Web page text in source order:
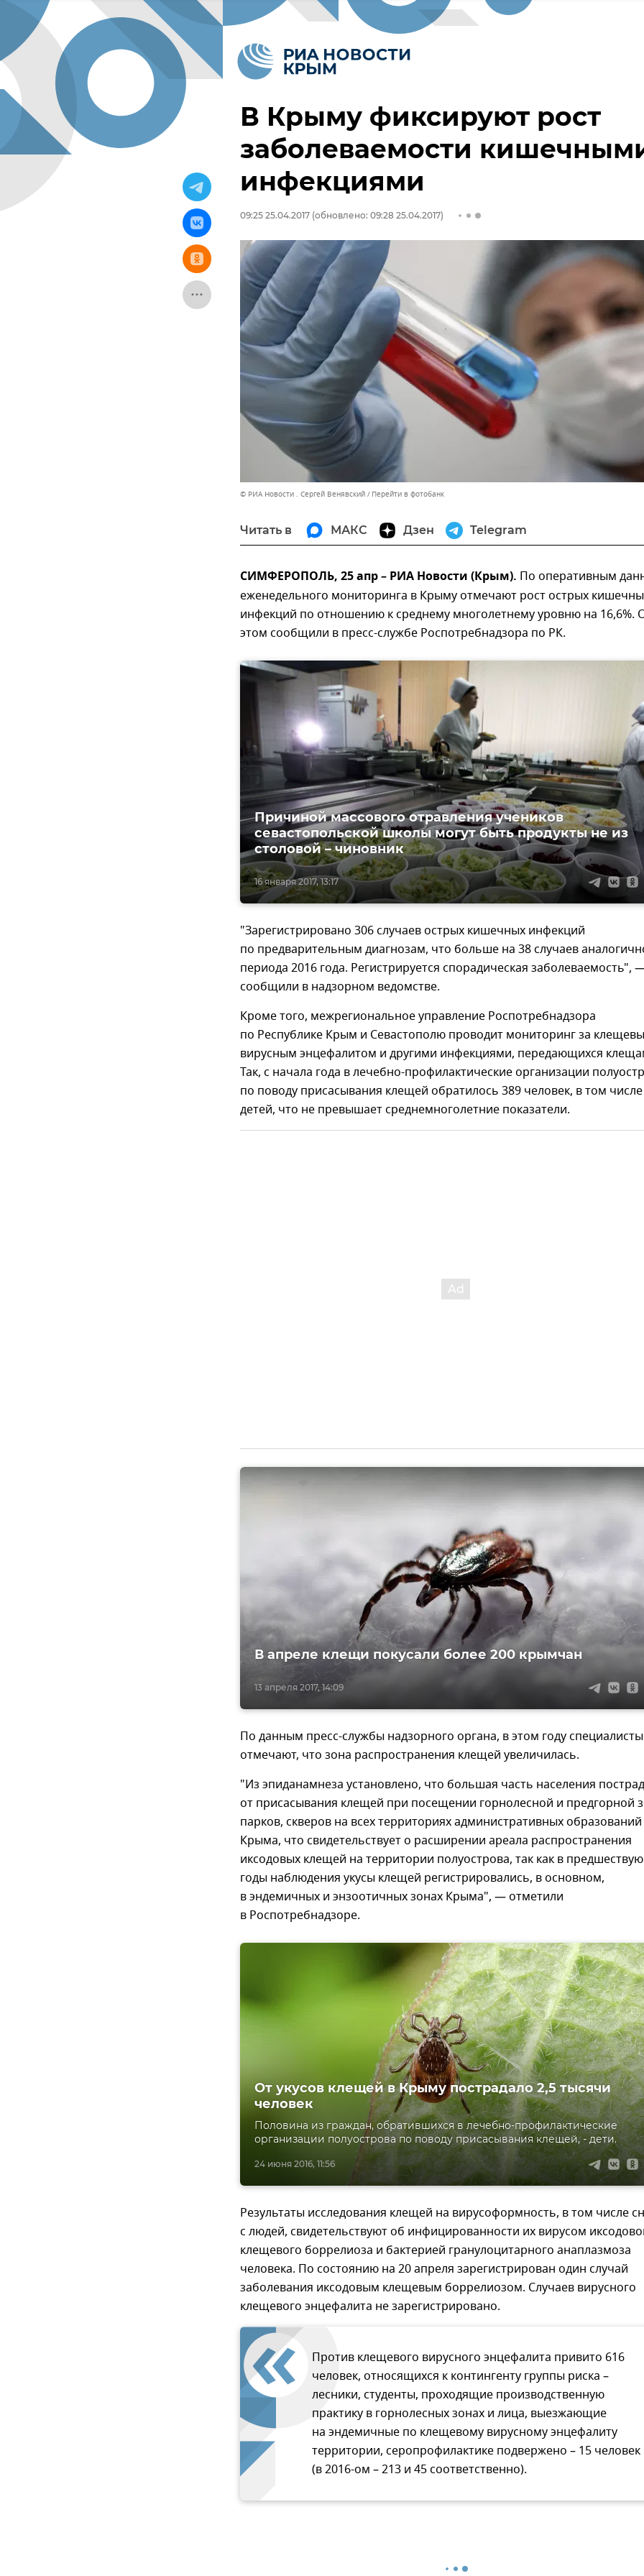
В Крыму фиксируют рост
заболеваемости
инфекциями
09:25 25.04.2017 (обновлено: 09:28 25.04.2017)
© РИА Новости . Сергей Венявский Перейти в фотобанк
Читать в МАКС Дзен Telegram
СИМФЕРОПОЛЬ, 25 апр – РИА Новости (Крым). По оперативным
еженедельного мониторинга в Крыму отмечают рост острых
инфекций по отношению к среднему многолетнему уровню на 16,6%.
этом сообщили в пресс-службе Роспотребнадзора по РК.
16 января 2017, 13:17
Причиной массового отравления учеников
севастопольской школы могут быть продукты не из
столовой – чиновник
"Зарегистрировано 306 случаев острых кишечных инфекций
по предварительным диагнозам, что больше на 38 случаев
периода 2016 года. Регистрируется спорадическая заболеваемость",
сообщили в надзорном ведомстве.
Кроме того, межрегиональное управление Роспотребнадзора
по Республике Крым и Севастополю проводит мониторинг за
вирусным энцефалитом и другими инфекциями, передающихся
Так, с начала года в лечебно-профилактические организации
по поводу присасывания клещей обратилось 389 человек, в том
детей, что не превышает среднемноголетние показатели.
13 апреля 2017, 14:09
В апреле клещи покусали более 200 крымчан
По данным пресс-службы надзорного органа, в этом году специалисты
отмечают, что зона распространения клещей увеличилась.
"Из эпиданамнеза установлено, что большая часть населения
от присасывания клещей при посещении горнолесной и предгорной
парков, скверов на всех территориях административных образований
Крыма, что свидетельствует о расширении ареала распространения
иксодовых клещей на территории полуострова, так как в
годы наблюдения укусы клещей регистрировались, в основном,
в эндемичных и энзоотичных зонах Крыма", — отметили
в Роспотребнадзоре.
24 июня 2016, 11:56
От укусов клещей в Крыму пострадало 2,5 тысячи
человек
Половина из граждан, обратившихся в лечебно-профилактические
организации полуострова по поводу присасывания клещей, - дети.
Результаты исследования клещей на вирусоформность, в том числе
с людей, свидетельствуют об инфицированности их вирусом
клещевого боррелиоза и бактерией гранулоцитарного анаплазмоза
человека. По состоянию на 20 апреля зарегистрирован один случай
заболевания иксодовым клещевым боррелиозом. Случаев вирусного
клещевого энцефалита не зарегистрировано.
Против клещевого вирусного энцефалита привито 616
человек, относящихся к контингенту группы риска –
лесники, студенты, проходящие производственную
практику в горнолесных зонах и лица, выезжающие
на эндемичные по клещевому вирусному энцефалиту
территории, серопрофилактике подвержено – 15 человек
(в 2016-ом – 213 и 45 соответственно).